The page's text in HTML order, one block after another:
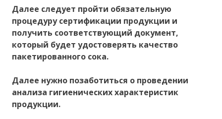
Далее следует пройти обязательную
процедуру сертификации продукции и
получить соответствующий документ,
который будет удостоверять качество
пакетированного сока.
Далее нужно позаботиться о проведении
анализа гигиенических характеристик
продукции.